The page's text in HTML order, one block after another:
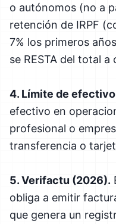
o autónomos (no a
retención de IRPF
7% los primeros
se RESTA del total a
4. Límite de
efectivo en
profesional o
transferencia o
5. Verifactu (2026).
obliga a emitir
que genera un